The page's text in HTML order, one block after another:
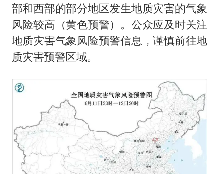
部和西部的部分地区发生地质灾害的气象
风险较高（黄色预警）。公众应及时关注
地质灾害气象风险预警信息，谨慎前往地
质灾害预警区域。